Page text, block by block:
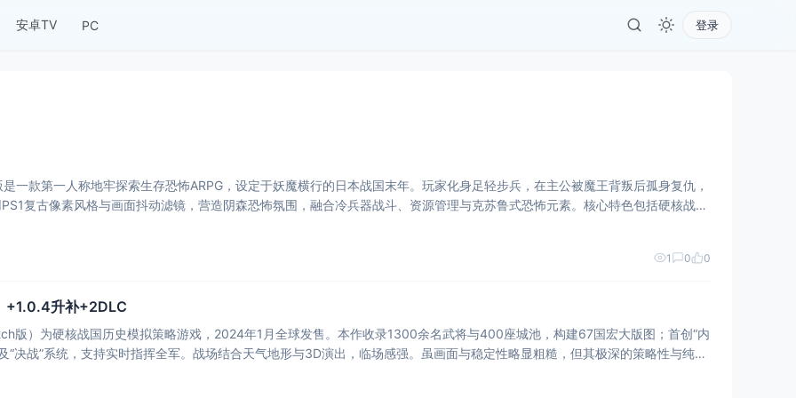
安卓TV PC 登录
一款第一人称地牢探索生存恐怖ARPG，设定于妖魔横行的日本战国末年。玩家化身足轻步兵，在主公被魔王背叛后孤身复仇，
复古像素风格与画面抖动滤镜，营造阴森恐怖氛围，融合冷兵器战斗、资源管理与克苏鲁式恐怖元素。核心特色包括硬核战
1 0 0
+1.0.4升补+2DLC
版）为硬核战国历史模拟策略游戏，2024年1月全球发售。本作收录1300余名武将与400座城池，构建67国宏大版图；首创“内
“决战”系统，支持实时指挥全军。战场结合天气地形与3D演出，临场感强。虽画面与稳定性略显粗糙，但其极深的策略性与纯粹